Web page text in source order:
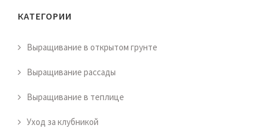
КАТЕГОРИИ
Выращивание в открытом грунте
Выращивание рассады
Выращивание в теплице
Уход за клубникой